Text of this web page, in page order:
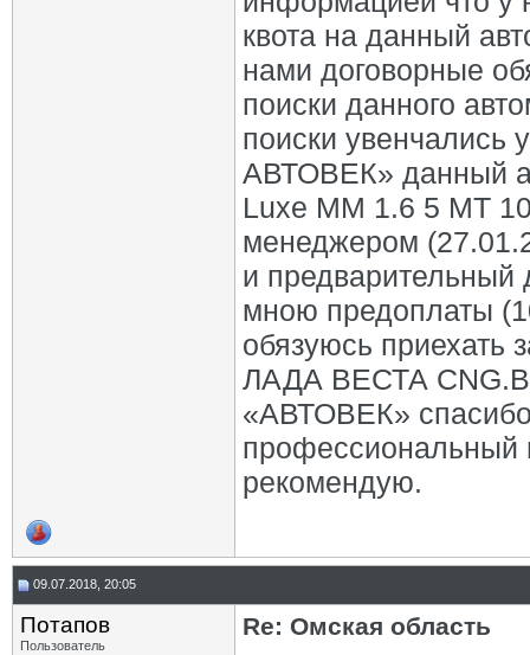
квота на данный
нами договорные
поиски данного
поиски увенчались
АВТОВЕК» данный
Luxe MM 1.6 5 МТ
менеджером
и предварительный
мною предоплаты
обязуюсь приехать
ЛАДА ВЕСТА CNG.В
«АВТОВЕК»
профессиональный
рекомендую.
09.07.2018, 20:05
Потапов
Пользователь
Re: Омская область